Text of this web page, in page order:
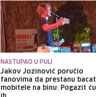
NASTUPAO U PULI
Jakov Jozinović poručio
fanovima da prestanu bacati
mobitele na binu: Pogazit ću